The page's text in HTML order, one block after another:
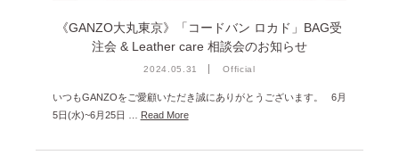
2025年11月 [6]
2025年10月 [8]
《GANZO大丸東京》「コードバン ロカド」BAG受
注会 & Leather care 相談会のお知らせ
2024.05.31 Official
いつもGANZOをご愛顧いただき誠にありがとうございます。 6月
5日(水)~6月25日 …
Read More